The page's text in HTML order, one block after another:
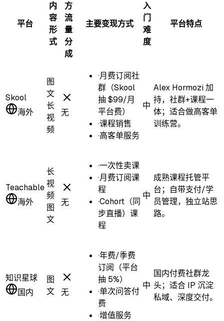
平台
内
容
形
式
方
流
量
分
成
主要变现方式
入
门
难
度
平台特点
Skool
海外
图
文
长
视
频
无
·月费订阅社
群（Skool
抽 $99/月
平台费）
·课程销售
·高客单服务
中
Alex Hormozi 加
持，社群+课程一
体；适合做高客单
训练营。
Teachable
海外
长
视
频
图
文
无
·一次性卖课
·月费订阅课
程
·Cohort（同
步直播）课
程
中
成熟课程托管平
台；自带支付/学
员管理，独立站思
路。
知识星球
国内
图
文
无
·年费/季费
订阅（平台
抽 5%）
·单次问答付
费
·增值服务
中
国内付费社群龙
头；适合 IP 沉淀
私域、深度交付。